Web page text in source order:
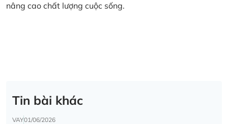
nâng cao chất lượng cuộc sống.
Tin bài khác
VAY01/06/2026